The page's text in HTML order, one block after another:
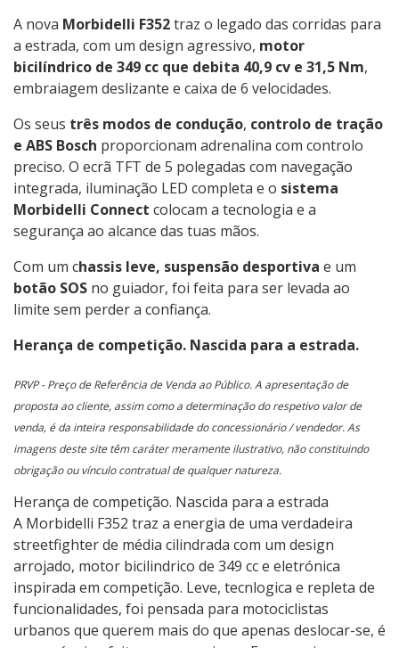
A nova Morbidelli F352traz o legado das corridas para
a estrada, com um design agressivo, motor
bicilíndrico de 349 cc que debita 40,9 cv e 31,5 Nm,
embraiagem deslizante e caixa de 6 velocidades.
Os seus três modos de condução, controlo de tração
e ABS Bosch proporcionam adrenalina com controlo
preciso. O ecrã TFT de 5 polegadas com navegação
integrada, iluminação LED completa e o sistema
Morbidelli Connect colocam a tecnologia e a
segurança ao alcance das tuas mãos.
Com um chassis leve, suspensão desportiva e um
botão SOS no guiador, foi feita para ser levada ao
limite sem perder a confiança.
Herança de competição. Nascida para a estrada.
PRVP - Preço de Referência de Venda ao Público. A apresentação de
proposta ao cliente, assim como a determinação do respetivo valor de
venda, é da inteira responsabilidade do concessionário / vendedor. As
imagens deste site têm caráter meramente ilustrativo, não constituindo
obrigação ou vínculo contratual de qualquer natureza.
Herança de competição. Nascida para a estrada
A Morbidelli F352 traz a energia de uma verdadeira
streetfighter de média cilindrada com um design
arrojado, motor bicilindrico de 349 cc e eletrónica
inspirada em competição. Leve, tecnlogica e repleta de
funcionalidades, foi pensada para motociclistas
urbanos que querem mais do que apenas deslocar-se, é